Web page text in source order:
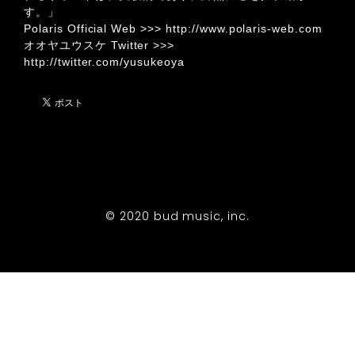
す。」
Polaris Official Web >>> http://www.polaris-web.com
オオヤユウスケ Twitter >>>
http://twitter.com/yusukeoya
© 2020 bud music, inc.